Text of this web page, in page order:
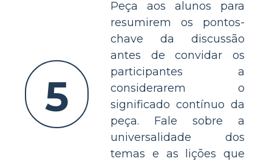
5
Peça aos alunos para
resumirem os pontos-
chave da discussão
antes de convidar os
participantes a
considerarem o
significado contínuo da
peça. Fale sobre a
universalidade dos
temas e as lições que